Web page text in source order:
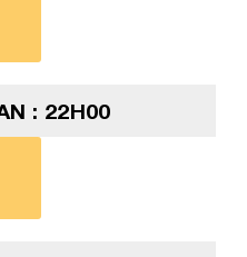
: 22H00